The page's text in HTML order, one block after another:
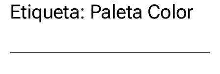
Etiqueta: Paleta Color